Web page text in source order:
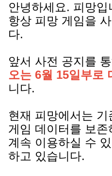
안녕하세요. 피망입
항상 피망 게임을
다.
앞서 사전 공지를
오는 6월 15일부로
니다.
현재 피망에서는
게임 데이터를 보존
계속 이용하실 수
하고 있습니다.